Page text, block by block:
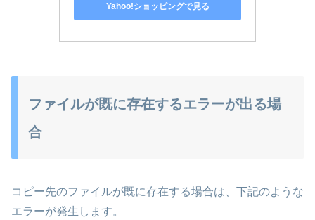
Yahoo!ショッピングで見る
ファイルが既に存在するエラーが出る場
合
コピー先のファイルが既に存在する場合は、下記のような
エラーが発生します。